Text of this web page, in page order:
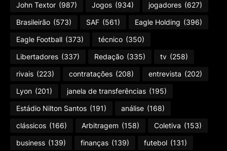
John Textor (987) Jogos (934) jogadores (627)
Brasileirão (573) SAF (561) Eagle Holding (396)
Eagle Football (373) técnico (350)
Libertadores (337) Redação (335) tv (258)
rivais (223) contratações (208) entrevista (202)
Lyon (201) janela de transferências (195)
Estádio Nilton Santos (191) análise (168)
clássicos (166) Arbitragem (158) Coletiva (153)
business (139) finanças (139) futebol (131)